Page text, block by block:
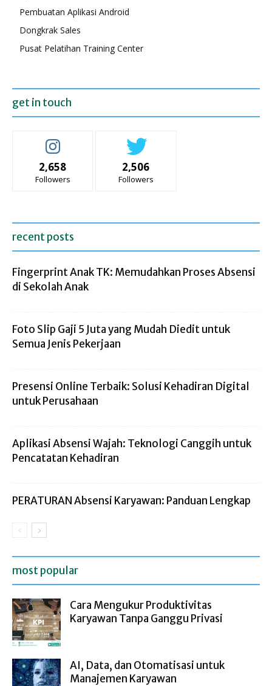
Pembuatan Aplikasi Android
Dongkrak Sales
Pusat Pelatihan Training Center
get in touch
2,658
Followers
2,506
Followers
recent posts
Fingerprint Anak TK: Memudahkan Proses Absensi
di Sekolah Anak
Foto Slip Gaji 5 Juta yang Mudah Diedit untuk
Semua Jenis Pekerjaan
Presensi Online Terbaik: Solusi Kehadiran Digital
untuk Perusahaan
Aplikasi Absensi Wajah: Teknologi Canggih untuk
Pencatatan Kehadiran
PERATURAN Absensi Karyawan: Panduan Lengkap
most popular
Cara Mengukur Produktivitas
Karyawan Tanpa Ganggu Privasi
AI, Data, dan Otomatisasi untuk
Manajemen Karyawan